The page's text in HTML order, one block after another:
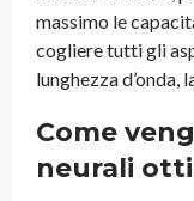
massimo le
cogliere tutti gli
lunghezza d’onda,
Come
neurali